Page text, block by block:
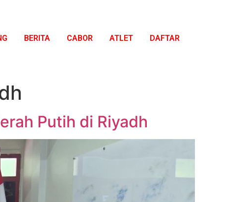
BERITA CABOR ATLET DAFTAR
Putih di Riyadh